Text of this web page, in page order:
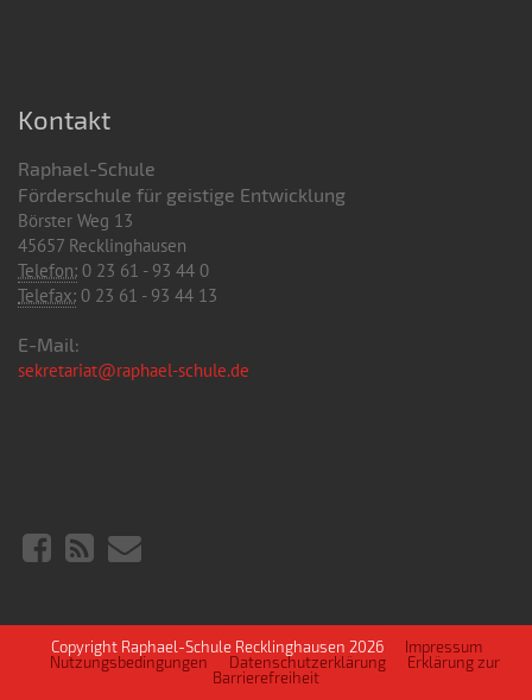
Kontakt
Raphael-Schule
Förderschule für geistige Entwicklung
Börster Weg 13
45657 Recklinghausen
Telefon: 0 23 61 - 93 44 0
Telefax: 0 23 61 - 93 44 13
E-Mail:
sekretariat@raphael-schule.de
Copyright Raphael-Schule Recklinghausen 2026
Impressum
Nutzungsbedingungen
Datenschutzerklärung
Erklärung zur
Barrierefreiheit